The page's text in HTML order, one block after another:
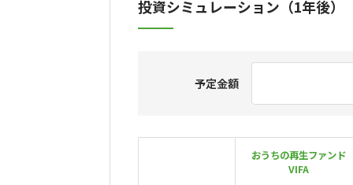
投資シミュレーション（1年後）
予定金額
おうちの再生ファンド
VIFA